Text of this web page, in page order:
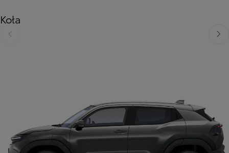
Koła
Poprzedni